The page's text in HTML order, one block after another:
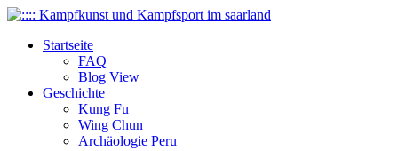
Startseite
FAQ
Blog View
Geschichte
Kung Fu
Wing Chun
Archäologie Peru